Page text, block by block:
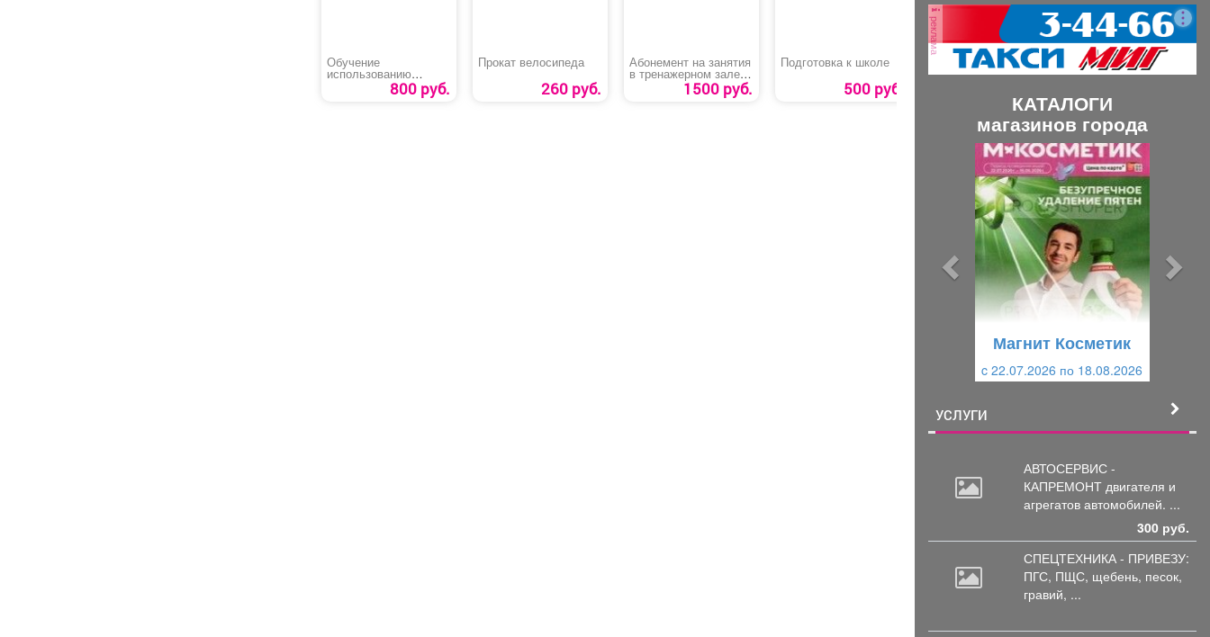
Обучение
использованию
(применению) средств
индивидуальной800 руб.
Прокат велосипеда
260 руб.
Абонемент на занятия
в тренажерном зале
для студентов1500 руб.
Подготовка к школе
500 руб.
Абонемент на занятия
в тренажерном зале
Аудит по охране
труда
ветер. По...
реклама
КАТАЛОГИ
магазинов города
Магнит Косметик
c 22.07.2026 по 18.08.2026
УСЛУГИ
АВТОСЕРВИС -
КАПРЕМОНТ двигателя и
агрегатов автомобилей. ...
300 руб.
СПЕЦТЕХНИКА - ПРИВЕЗУ:
ПГС, ПЩС, щебень, песок,
гравий, ...